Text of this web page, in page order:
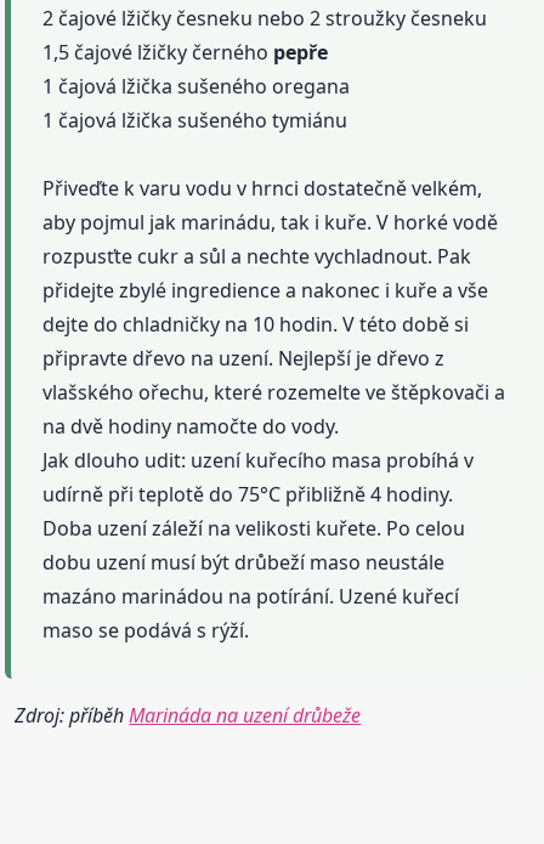
2 čajové lžičky česneku nebo 2 stroužky česneku
1,5 čajové lžičky černého pepře
1 čajová lžička sušeného oregana
1 čajová lžička sušeného tymiánu
Přiveďte k varu vodu v hrnci dostatečně velkém,
aby pojmul jak marinádu, tak i kuře. V horké vodě
rozpusťte cukr a sůl a nechte vychladnout. Pak
přidejte zbylé ingredience a nakonec i kuře a vše
dejte do chladničky na 10 hodin. V této době si
připravte dřevo na uzení. Nejlepší je dřevo z
vlašského ořechu, které rozemelte ve štěpkovači a
na dvě hodiny namočte do vody.
Jak dlouho udit: uzení kuřecího masa probíhá v
udírně při teplotě do 75°C přibližně 4 hodiny.
Doba uzení záleží na velikosti kuřete. Po celou
dobu uzení musí být drůbeží maso neustále
mazáno marinádou na potírání. Uzené kuřecí
maso se podává s rýží.
Zdroj: příběhMarináda na uzení drůbeže